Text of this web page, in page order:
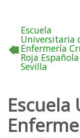
Escuela
Universitaria
Enfermería
Roja Española
Sevilla
Escuela